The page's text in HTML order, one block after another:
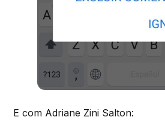
E com Adriane Zini Salton: